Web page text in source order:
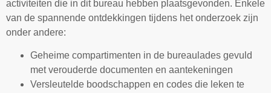
activiteiten die in dit bureau hebben plaatsgevonden. Enkele
van de spannende ontdekkingen tijdens het onderzoek zijn
onder andere:
Geheime compartimenten in de bureaulades gevuld
met verouderde documenten en aantekeningen
Versleutelde boodschappen en codes die leken te